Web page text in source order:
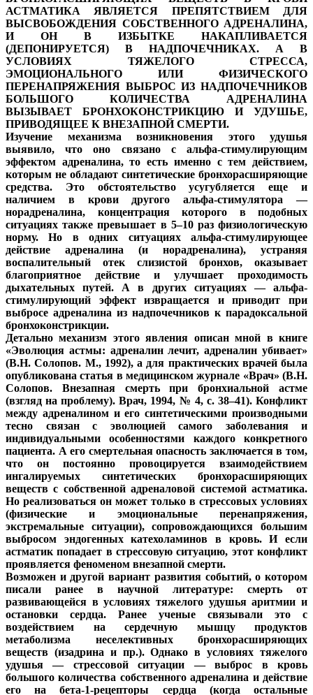
АСТМАТИКА ЯВЛЯЕТСЯ ПРЕПЯТСТВИЕМ ДЛЯ
ВЫСВОБОЖДЕНИЯ СОБСТВЕННОГО АДРЕНАЛИНА,
И ОН В ИЗБЫТКЕ НАКАПЛИВАЕТСЯ
(ДЕПОНИРУЕТСЯ) В НАДПОЧЕЧНИКАХ. А В
УСЛОВИЯХ ТЯЖЕЛОГО СТРЕССА,
ЭМОЦИОНАЛЬНОГО ИЛИ ФИЗИЧЕСКОГО
ПЕРЕНАПРЯЖЕНИЯ ВЫБРОС ИЗ НАДПОЧЕЧНИКОВ
БОЛЬШОГО КОЛИЧЕСТВА АДРЕНАЛИНА
ВЫЗЫВАЕТ БРОНХОКОНСТРИКЦИЮ И УДУШЬЕ,
ПРИВОДЯЩЕЕ К ВНЕЗАПНОЙ СМЕРТИ.
Изучение механизма возникновения этого удушья
выявило, что оно связано с альфа-стимулирующим
эффектом адреналина, то есть именно с тем действием,
которым не обладают синтетические бронхорасширяющие
средства. Это обстоятельство усугубляется еще и
наличием в крови другого альфа-стимулятора —
норадреналина, концентрация которого в подобных
ситуациях также превышает в 5–10 раз физиологическую
норму. Но в одних ситуациях альфа-стимулирующее
действие адреналина (и норадреналина), устраняя
воспалительный отек слизистой бронхов, оказывает
благоприятное действие и улучшает проходимость
дыхательных путей. А в других ситуациях — альфа-
стимулирующий эффект извращается и приводит при
выбросе адреналина из надпочечников к парадоксальной
бронхоконстрикции.
Детально механизм этого явления описан мной в книге
«Эволюция астмы: адреналин лечит, адреналин убивает»
(В.Н. Солопов. М., 1992), а для практических врачей была
опубликована статья в медицинском журнале «Врач» (В.Н.
Солопов. Внезапная смерть при бронхиальной астме
(взгляд на проблему). Врач, 1994, № 4, с. 38–41). Конфликт
между адреналином и его синтетическими производными
тесно связан с эволюцией самого заболевания и
индивидуальными особенностями каждого конкретного
пациента. А его смертельная опасность заключается в том,
что он постоянно провоцируется взаимодействием
ингалируемых синтетических бронхорасширяющих
веществ с собственной адреналовой системой астматика.
Но реализоваться он может только в стрессовых условиях
(физические и эмоциональные перенапряжения,
экстремальные ситуации), сопровождающихся большим
выбросом эндогенных катехоламинов в кровь. И если
астматик попадает в стрессовую ситуацию, этот конфликт
проявляется феноменом внезапной смерти.
Возможен и другой вариант развития событий, о котором
писали ранее в научной литературе: смерть от
развивающейся в условиях тяжелого удушья аритмии и
остановки сердца. Ранее ученые связывали это с
воздействием на сердечную мышцу продуктов
метаболизма неселективных бронхорасширяющих
веществ (изадрина и пр.). Однако в условиях тяжелого
удушья — стрессовой ситуации — выброс в кровь
большого количества собственного адреналина и действие
его на бета-1-рецепторы сердца (когда остальные